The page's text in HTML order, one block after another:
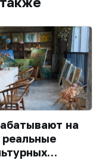
на
реальные